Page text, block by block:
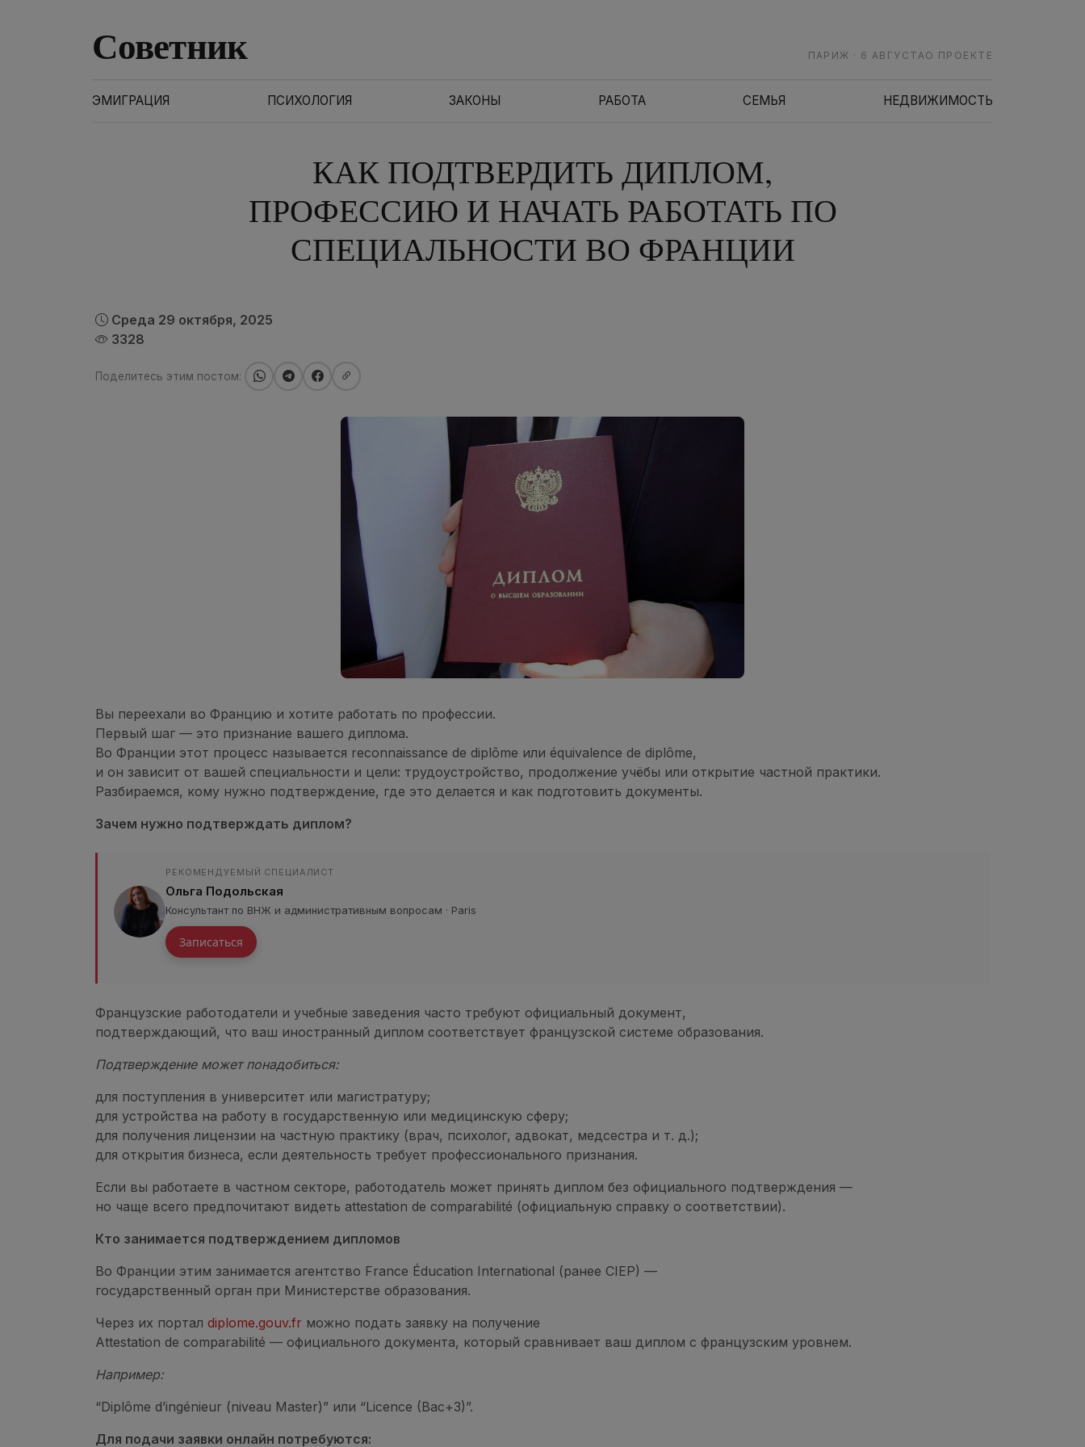
Советник ПАРИЖ · 6 АВГУСТА О ПРОЕКТЕ
ЭМИГРАЦИЯ ПСИХОЛОГИЯ ЗАКОНЫ РАБОТА СЕМЬЯ НЕДВИЖИМОСТЬ
КАК ПОДТВЕРДИТЬ ДИПЛОМ,
ПРОФЕССИЮ И НАЧАТЬ РАБОТАТЬ ПО
СПЕЦИАЛЬНОСТИ ВО ФРАНЦИИ
Среда 29 октября, 2025
3328
Поделитесь этим постом:
Вы переехали во Францию и хотите работать по профессии.
Первый шаг — это признание вашего диплома.
Во Франции этот процесс называется reconnaissance de diplôme или équivalence de diplôme,
и он зависит от вашей специальности и цели: трудоустройство, продолжение учёбы или открытие частной практики.
Разбираемся, кому нужно подтверждение, где это делается и как подготовить документы.
Зачем нужно подтверждать диплом?
РЕКОМЕНДУЕМЫЙ СПЕЦИАЛИСТ
Ольга Подольская
Консультант по ВНЖ и административным вопросам · Paris
Записаться
Французские работодатели и учебные заведения часто требуют официальный документ,
подтверждающий, что ваш иностранный диплом соответствует французской системе образования.
Подтверждение может понадобиться:
для поступления в университет или магистратуру;
для устройства на работу в государственную или медицинскую сферу;
для получения лицензии на частную практику (врач, психолог, адвокат, медсестра и т. д.);
для открытия бизнеса, если деятельность требует профессионального признания.
Если вы работаете в частном секторе, работодатель может принять диплом без официального подтверждения —
но чаще всего предпочитают видеть attestation de comparabilité (официальную справку о соответствии).
Кто занимается подтверждением дипломов
Во Франции этим занимается агентство France Éducation International (ранее CIEP) —
государственный орган при Министерстве образования.
Через их портал diplome.gouv.fr можно подать заявку на получение
Attestation de comparabilité — официального документа, который сравнивает ваш диплом с французским уровнем.
Например:
“Diplôme d’ingénieur (niveau Master)” или “Licence (Bac+3)”.
Для подачи заявки онлайн потребуются: